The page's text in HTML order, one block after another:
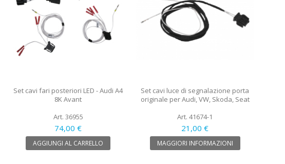
Set cavi fari posteriori LED - Audi A4
8K Avant
Art. 36955
74,00 €
AGGIUNGI AL CARRELLO
Set cavi luce di segnalazione porta
originale per Audi, VW, Skoda, Seat
Art. 41674-1
21,00 €
MAGGIORI INFORMAZIONI